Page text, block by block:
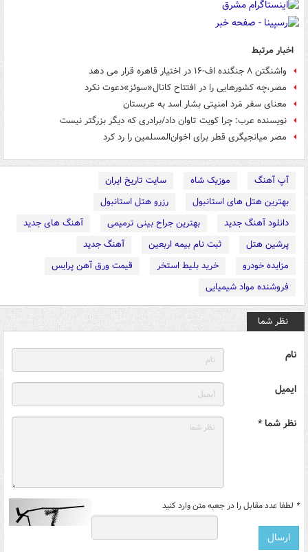
اخبار مرتبط
واشنگتن ۸ جنگنده اف-۱۶ در اختیار قاهره قرار می دهد
مصر،‌چه کشورهایی را در افتتاح کانال«سوئز»دعوت نکرد
معنای سفر مَرد امنیتی بشار اسد به عربستان
نویسنده عرب:‌ چرا کویت تاوان داد/برادری که دیگر بزرگتر نیست
مصر میانجیگری قطر برای اخوان‌المسلمین را رد کرد
آپ آهنگ موزیک شاه
سایت تاریخ ایران
بهترین هتل های استانبول
رزرو هتل استانبول
دانلود آهنگ جدید
بهترین جراح بینی ترمیمی
آهنگ های جدید
پرشین هتل
ثبت نام بیمه اربعین
آهنگ جدید
مزایده خودرو
خرید بلیط استخر
قیمت ورق آهن پرایس
فروشنده مواد شیمیایی
نظر شما
نام
ایمیل
نظر شما *
* لطفا عدد مقابل را در جعبه متن وارد کنید